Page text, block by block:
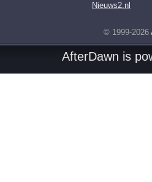
Nieuws2.nl
© 1999-2026
AfterDawn is